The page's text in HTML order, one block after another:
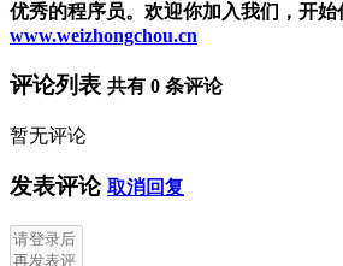
优秀的程序员。欢迎你加入我们，开始
www.weizhongchou.cn
评论列表 共有 0 条评论
暂无评论
发表评论 取消回复